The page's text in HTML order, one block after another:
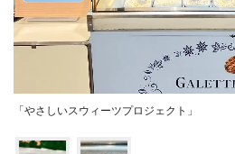
「やさしいスウィーツプロジェクト」